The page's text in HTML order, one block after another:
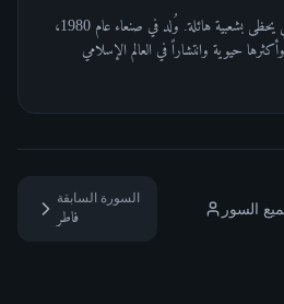
الشيخ فارس عباد قارئ قرآن يمني يحظى بشعبية هائلة. وُلد في صنعاء عام 1980،
حيوية وانتشاراً في العالم الإسلامي
السورة السابقة
فاطر
السور